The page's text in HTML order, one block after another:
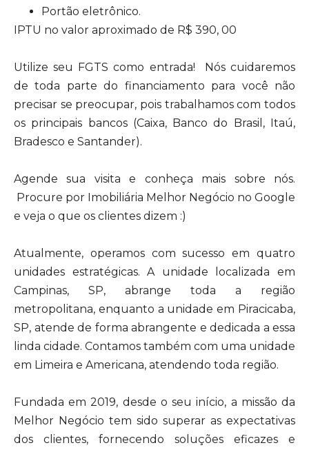
Portão eletrônico.
IPTU no valor aproximado de R$ 390, 00
Utilize seu FGTS como entrada! Nós cuidaremos
de toda parte do financiamento para você não
precisar se preocupar, pois trabalhamos com todos
os principais bancos (Caixa, Banco do Brasil, Itaú,
Bradesco e Santander).
Agende sua visita e conheça mais sobre nós.
Procure por Imobiliária Melhor Negócio no Google
e veja o que os clientes dizem :)
Atualmente, operamos com sucesso em quatro
unidades estratégicas. A unidade localizada em
Campinas, SP, abrange toda a região
metropolitana, enquanto a unidade em Piracicaba,
SP, atende de forma abrangente e dedicada a essa
linda cidade. Contamos também com uma unidade
em Limeira e Americana, atendendo toda região.
Fundada em 2019, desde o seu início, a missão da
Melhor Negócio tem sido superar as expectativas
dos clientes, fornecendo soluções eficazes e